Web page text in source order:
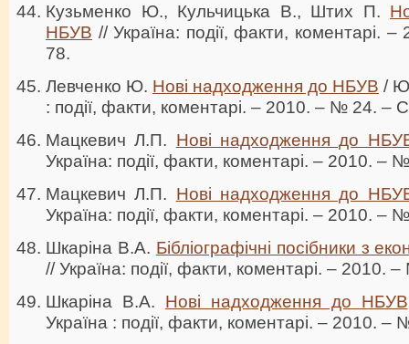
Кузьменко Ю., Кульчицька В., Штих П.
НБУВ // Україна: події, факти,
78.
Левченко Ю. Нові надходження до НБУВ /
: події, факти, коментарі. – 2010. – № 24. –
Мацкевич Л.П. Нові надходження до
Україна: події, факти, коментарі. – 2010. –
Мацкевич Л.П. Нові надходження до
Україна: події, факти, коментарі. – 2010. –
Шкаріна В.А. Бібліографічні посібники з
// Україна: події, факти, коментарі. – 2010.
Шкаріна В.А. Нові надходження до НБУВ
Україна : події, факти, коментарі. – 2010.